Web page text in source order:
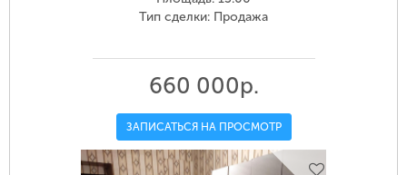
Тип сделки: Продажа
660 000р.
ЗАПИСАТЬСЯ НА ПРОСМОТР